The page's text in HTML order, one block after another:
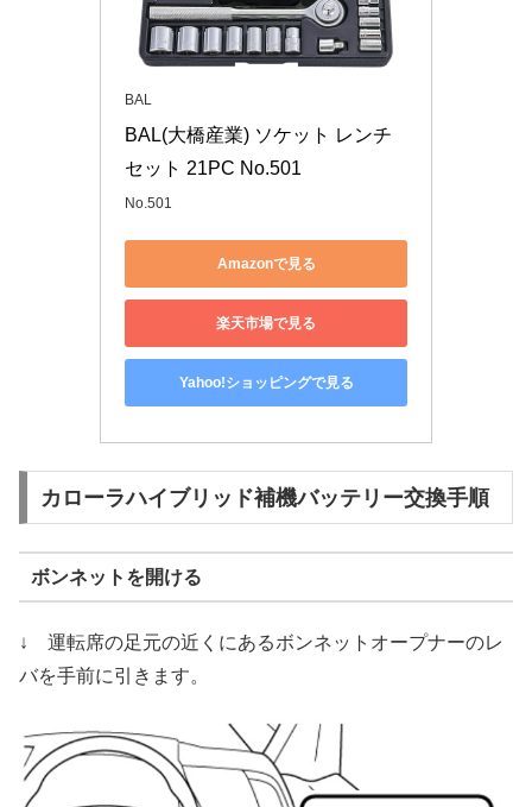
BAL
BAL(大橋産業) ソケット レンチ
セット 21PC No.501
No.501
Amazonで見る
楽天市場で見る
Yahoo!ショッピングで見る
カローラハイブリッド補機バッテリー交換手順
ボンネットを開ける
↓ 運転席の足元の近くにあるボンネットオープナーのレ
バを手前に引きます。